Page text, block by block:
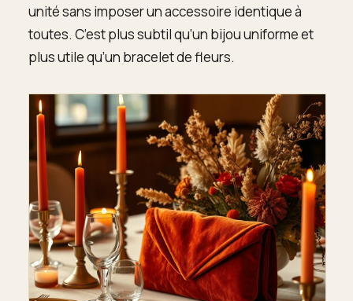
unité sans imposer un accessoire identique à
toutes. C’est plus subtil qu’un bijou uniforme et
plus utile qu’un bracelet de fleurs.